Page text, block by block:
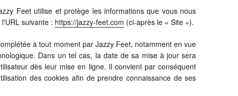
Feet utilise et protège les informations que vous nous
suivante : https://jazzy-feet.com (ci-après le « Site »).
à tout moment par Jazzy Feet, notamment en vue
Dans un tel cas, la date de sa mise à jour sera
dès leur mise en ligne. Il convient par conséquent
des cookies afin de prendre connaissance de ses